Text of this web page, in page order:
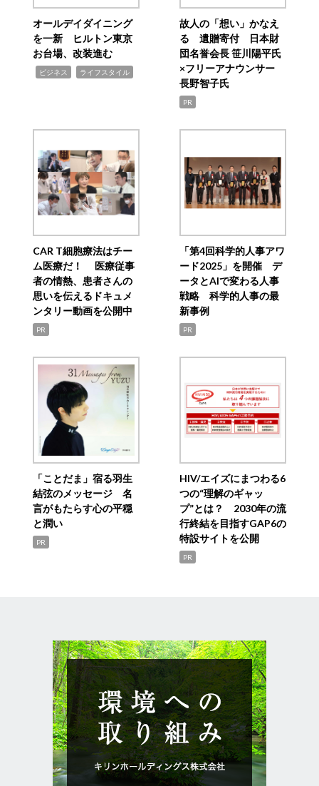
オールデイダイニング
を一新 ヒルトン東京
お台場、改装進む
ビジネス ライフスタイル
故人の「想い」かなえ
る 遺贈寄付 日本財
団名誉会長 笹川陽平氏
×フリーアナウンサー
長野智子氏
PR
CAR T細胞療法はチー
ム医療だ！ 医療従事
者の情熱、患者さんの
思いを伝えるドキュメ
ンタリー動画を公開中
PR
「第4回科学的人事アワ
ード2025」を開催 デ
ータとAIで変わる人事
戦略 科学的人事の最
新事例
PR
「ことだま」宿る羽生
結弦のメッセージ 名
言がもたらす心の平穏
と潤い
PR
HIV/エイズにまつわる6
つの“理解のギャッ
プ”とは？ 2030年の流
行終結を目指すGAP6の
特設サイトを公開
PR